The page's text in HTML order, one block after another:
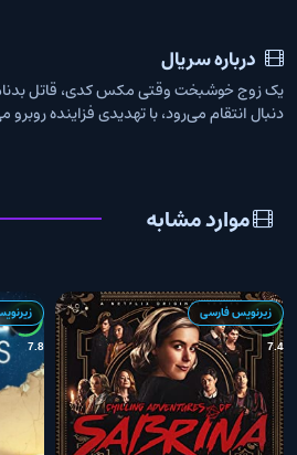
درباره سریال
یک زوج خوشبخت وقتی مکس کدی، قاتل
دنبال انتقام می‌رود، با تهدیدی فزاینده
موارد مشابه
7.4
زیرنویس فارسی
7.8